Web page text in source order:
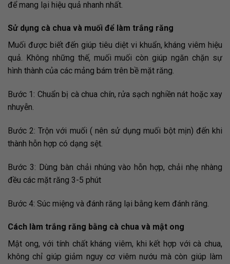
để mang lại hiệu quả nhanh nhất.
Sử dụng cà chua và muối để làm trắng răng
Muối được biết đến giúp tiêu diệt vi khuẩn, kháng viêm hiệu
quả. Không những thế, muối muối còn giúp ngăn chặn sự
hình thành của các mảng bám trên bề mặt răng.
Bước 1: Chuẩn bị cà chua chín, rửa sạch nghiền nát hoặc xay
nhuyễn.
Bước 2: Trộn với muối ( nên sử dụng muối bột mịn) đến khi
thành hỗn hợp có dạng sệt.
Bước 3: Dùng bàn chải nhúng vào hỗn hợp, chải nhẹ nhàng
đều các mặt răng 3-5 phút
Bước 4: Súc miệng và đánh răng lại bằng kem đánh răng.
Cách làm trắng răng bằng cà chua và mật ong
Mật ong, với tính chất kháng viêm, khi kết hợp với cà chua,
không chỉ giúp giảm nguy cơ viêm nướu mà còn giúp làm